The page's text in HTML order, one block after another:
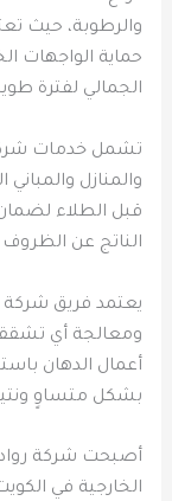
والرطوبة، حيث
حماية الواجهات
الجمالي لفترة
تشمل خدمات
والمنازل
قبل الطلاء
الناتج عن الظروف
يعتمد فريق شركة
ومعالجة أي
أعمال الدهان
بشكل متساوٍ
أصبحت شركة
الخارجية في